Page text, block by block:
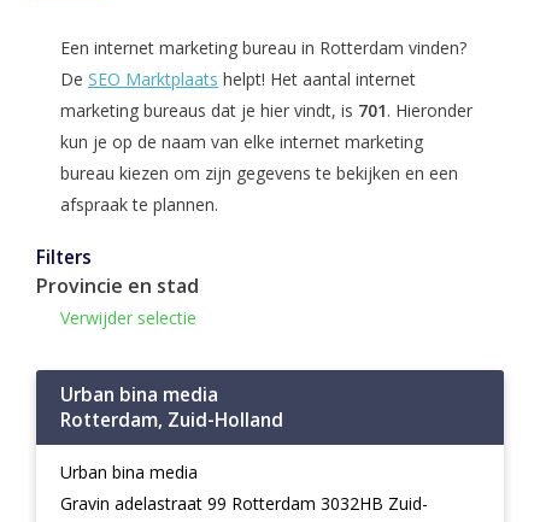
Een internet marketing bureau in Rotterdam vinden?
De SEO Marktplaats helpt! Het aantal internet
marketing bureaus dat je hier vindt, is 701. Hieronder
kun je op de naam van elke internet marketing
bureau kiezen om zijn gegevens te bekijken en een
afspraak te plannen.
Filters
Provincie en stad
Verwijder selectie
Urban bina media
Rotterdam, Zuid-Holland
Urban bina media
Gravin adelastraat 99 Rotterdam 3032HB Zuid-